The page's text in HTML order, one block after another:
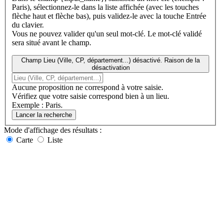
Paris), sélectionnez-le dans la liste affichée (avec les touches
flèche haut et flèche bas), puis validez-le avec la touche Entrée
du clavier.
Vous ne pouvez valider qu'un seul mot-clé. Le mot-clé validé
sera situé avant le champ.
Champ Lieu (Ville, CP, département...) désactivé. Raison de la
désactivation
Aucune proposition ne correspond à votre saisie.
Vérifiez que votre saisie correspond bien à un lieu.
Exemple : Paris.
Lancer la recherche
Mode d'affichage des résultats :
Carte
Liste